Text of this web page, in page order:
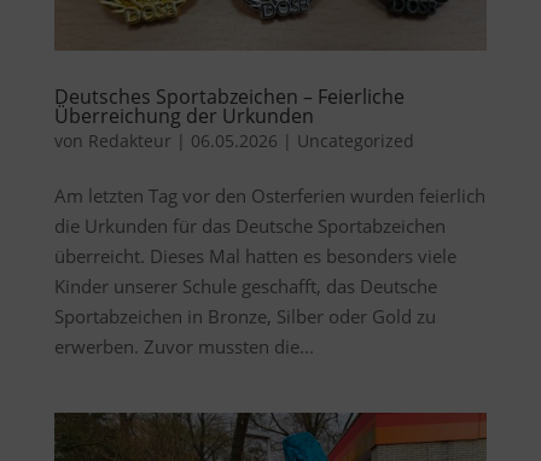
Deutsches Sportabzeichen – Feierliche
Überreichung der Urkunden
von Redakteur | 06.05.2026 | Uncategorized
Am letzten Tag vor den Osterferien wurden feierlich
die Urkunden für das Deutsche Sportabzeichen
überreicht. Dieses Mal hatten es besonders viele
Kinder unserer Schule geschafft, das Deutsche
Sportabzeichen in Bronze, Silber oder Gold zu
erwerben. Zuvor mussten die...